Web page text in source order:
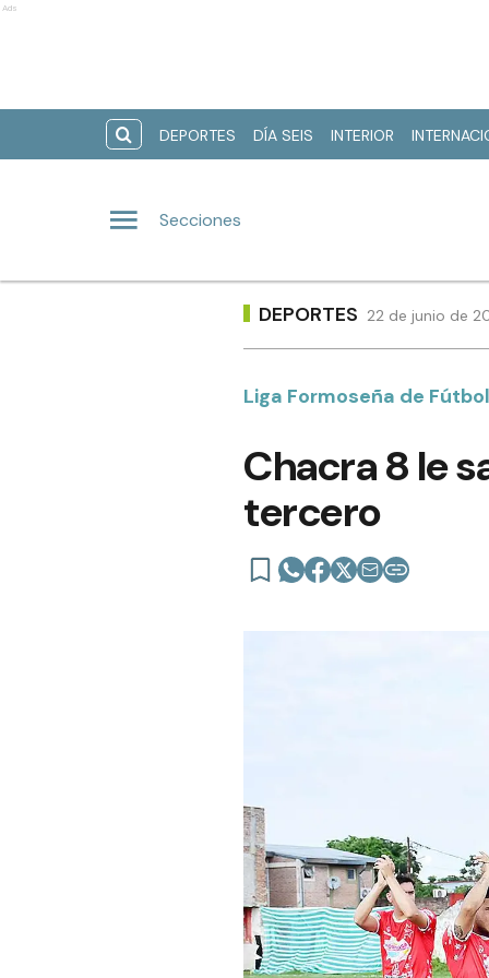
Ads
DEPORTES DÍA SEIS INTERIOR
Secciones
DEPORTES 22 de junio de
Liga Formoseña de Fútbol
Chacra 8 le
tercero